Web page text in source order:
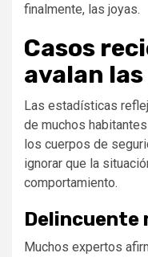
finalmente, las joyas.
Casos
avalan
Las estadísticas
de muchos
los cuerpos de
ignorar que la
comportamiento.
Muchos expertos